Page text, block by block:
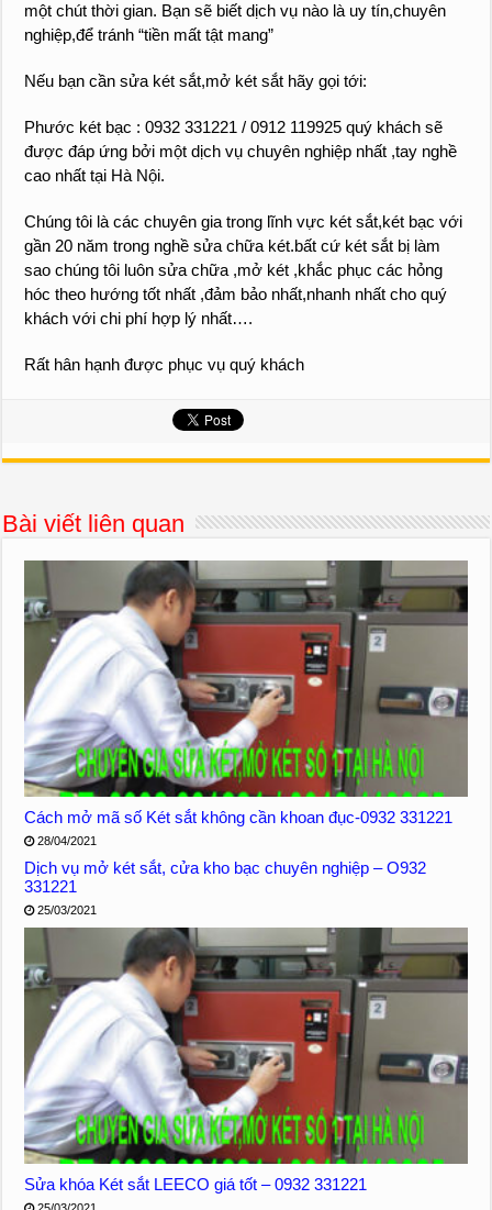
một chút thời gian. Bạn sẽ biết dịch vụ nào là uy tín,chuyên
nghiệp,để tránh “tiền mất tật mang”
Nếu bạn cần sửa két sắt,mở két sắt hãy gọi tới:
Phước két bạc : 0932 331221 / 0912 119925 quý khách sẽ
được đáp ứng bởi một dịch vụ chuyên nghiệp nhất ,tay nghề
cao nhất tại Hà Nội.
Chúng tôi là các chuyên gia trong lĩnh vực két sắt,két bạc với
gần 20 năm trong nghề sửa chữa két.bất cứ két sắt bị làm
sao chúng tôi luôn sửa chữa ,mở két ,khắc phục các hỏng
hóc theo hướng tốt nhất ,đảm bảo nhất,nhanh nhất cho quý
khách với chi phí hợp lý nhất….
Rất hân hạnh được phục vụ quý khách
Bài viết liên quan
Cách mở mã số Két sắt không cần khoan đục-0932 331221
28/04/2021
Dịch vụ mở két sắt, cửa kho bạc chuyên nghiệp – O932
331221
25/03/2021
Sửa khóa Két sắt LEECO giá tốt – 0932 331221
25/03/2021